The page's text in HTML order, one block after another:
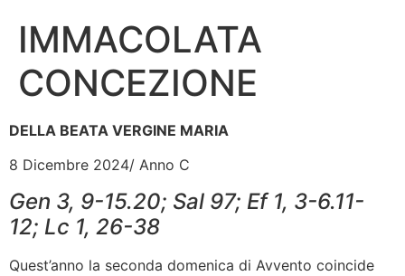
IMMACOLATA
CONCEZIONE
DELLA BEATA VERGINE MARIA
8 Dicembre 2024/ Anno C
Gen 3, 9-15.20; Sal 97; Ef 1, 3-6.11-
12; Lc 1, 26-38
Quest’anno la seconda domenica di Avvento coincide